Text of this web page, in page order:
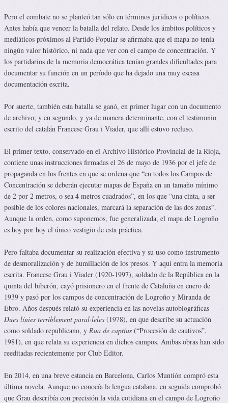
Pero el combate no se planteó tan sólo en términos jurídicos o políticos.
Antes había que vencer la batalla del relato. Desde los ámbitos políticos y
mediáticos próximos al Partido Popular se afirmaba que el mapa no tenía
ningún valor histórico, ni nada que ver con el campo de concentración. Y
los partidarios de la memoria democrática tenían grandes dificultades para
documentar su función en un período que ha dejado una muy escasa
documentación escrita.
Por suerte, también esta batalla se ganó, en primer lugar con un documento
de archivo; y en segundo, y ya de manera determinante, con el testimonio
escrito del catalán Francesc Grau i Viader, que allí estuvo recluso.
El primer texto, conservado en el Archivo Histórico Provincial de la Rioja,
contiene unas instrucciones firmadas el 26 de mayo de 1936 por el jefe de
propaganda en los frentes en que se ordena que “en todos los Campos de
Concentración se deberán ejecutar mapas de España en un tamaño mínimo
de 2 por 2 metros, o sea 4 metros cuadrados”, en los que “una cinta, a ser
posible de los colores nacionales, marcará la separación de las dos zonas”.
Aunque la orden, como suponemos, fue generalizada, el mapa de Logroño
es hoy por hoy el único vestigio de esta práctica.
Pero faltaba documentar su realización efectiva y su uso como instrumento
de desmoralización y de humillación de los presos. Y aquí entra la memoria
escrita. Francesc Grau i Viader (1920-1997), soldado de la República en la
quinta del biberón, cayó prisionero en el frente de Cataluña en enero de
1939 y pasó por los campos de concentración de Logroño y Miranda de
Ebro. Años después relató su experiencia en las novelas autobiográficas
Dues línies terriblement paral·leles (1978), en que describe su actuación
como soldado republicano, y Rua de captius (“Procesión de cautivos”,
1981), en que relata su experiencia en dichos campos. Ambas obras han sido
reeditadas recientemente por Club Editor.
En 2014, en una breve estancia en Barcelona, Carlos Muntión compró esta
última novela. Aunque no conocía la lengua catalana, en seguida comprobó
que Grau describía con precisión la vida cotidiana en el campo de Logroño